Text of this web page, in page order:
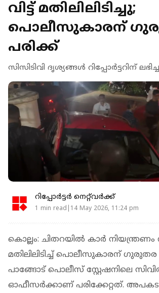
വിട്ട് മതിലിലിടിച്ചു;
പൊലീസുകാരന്
പരിക്ക്
സിസിടിവി ദൃശ്യങ്ങള്‍ റിപ്പോര്‍ട്ടറിന്
റിപ്പോർട്ടർ നെറ്റ്‌വര്‍ക്ക്‌
1 min read|14 May 2026, 11:24 pm
കൊല്ലം: ചിതറയില്‍ കാര്‍ നിയന്ത്രണം
മതിലിലിടിച്ച് പൊലീസുകാരന് ഗുരുതര
പാങ്ങോട് പൊലീസ് സ്റ്റേഷനിലെ
ഓഫീസര്‍ക്കാണ് പരിക്കേറ്റത്.